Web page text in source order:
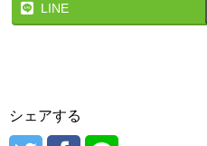
LINE
シェアする